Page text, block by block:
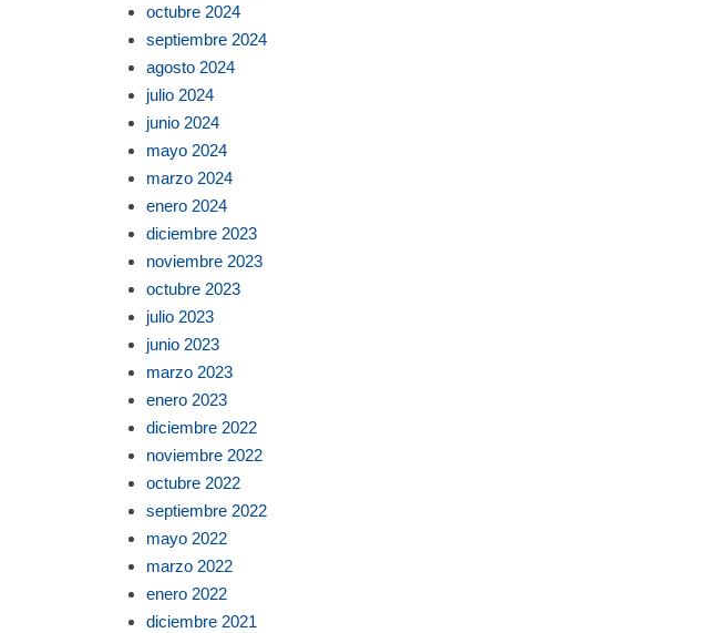
octubre 2024
septiembre 2024
agosto 2024
julio 2024
junio 2024
mayo 2024
marzo 2024
enero 2024
diciembre 2023
noviembre 2023
octubre 2023
julio 2023
junio 2023
marzo 2023
enero 2023
diciembre 2022
noviembre 2022
octubre 2022
septiembre 2022
mayo 2022
marzo 2022
enero 2022
diciembre 2021